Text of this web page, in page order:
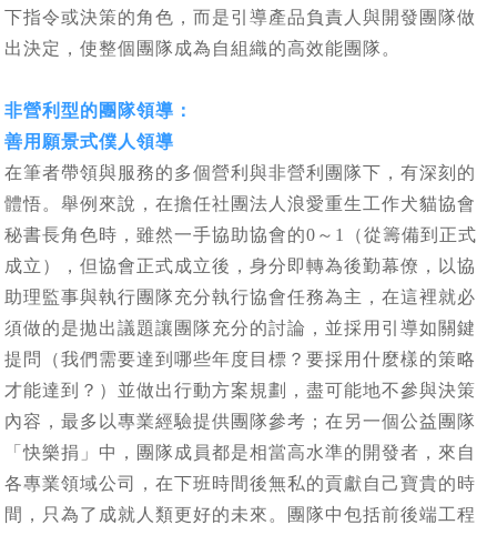
下指令或決策的角色，而是引導產品負責人與開發團隊做
出決定，使整個團隊成為自組織的高效能團隊。
非營利型的團隊領導：
善用願景式僕人領導
在筆者帶領與服務的多個營利與非營利團隊下，有深刻的
體悟。舉例來說，在擔任社團法人浪愛重生工作犬貓協會
秘書長角色時，雖然一手協助協會的0～1（從籌備到正式
成立），但協會正式成立後，身分即轉為後勤幕僚，以協
助理監事與執行團隊充分執行協會任務為主，在這裡就必
須做的是拋出議題讓團隊充分的討論，並採用引導如關鍵
提問（我們需要達到哪些年度目標？要採用什麼樣的策略
才能達到？）並做出行動方案規劃，盡可能地不參與決策
內容，最多以專業經驗提供團隊參考；在另一個公益團隊
「快樂捐」中，團隊成員都是相當高水準的開發者，來自
各專業領域公司，在下班時間後無私的貢獻自己寶貴的時
間，只為了成就人類更好的未來。團隊中包括前後端工程